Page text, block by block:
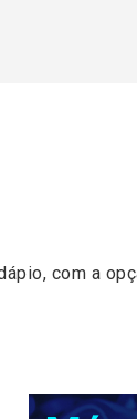
com a